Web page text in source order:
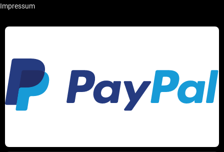
Impressum